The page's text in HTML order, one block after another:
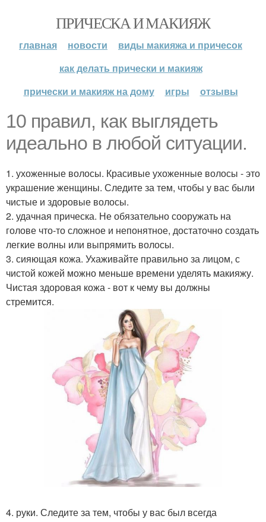
ПРИЧЕСКА И МАКИЯЖ
главная новости
виды макияжа и причесок
как делать прически и макияж
прически и макияж на дому
игры отзывы
10 правил, как выглядеть
идеально в любой ситуации.
1. ухоженные волосы. Красивые ухоженные волосы - это
украшение женщины. Следите за тем, чтобы у вас были
чистые и здоровые волосы.
2. удачная прическа. Не обязательно сооружать на
голове что-то сложное и непонятное, достаточно создать
легкие волны или выпрямить волосы.
3. сияющая кожа. Ухаживайте правильно за лицом, с
чистой кожей можно меньше времени уделять макияжу.
Чистая здоровая кожа - вот к чему вы должны
стремится.
4. руки. Следите за тем, чтобы у вас был всегда